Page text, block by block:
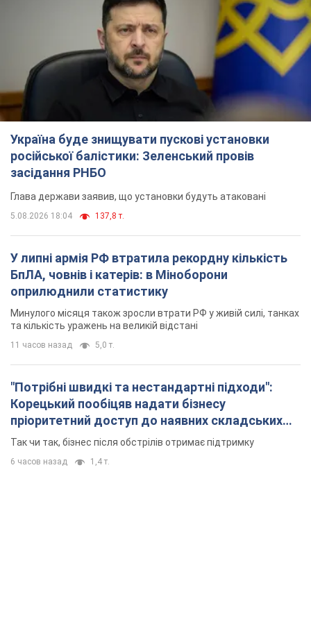
Україна буде знищувати пускові установки
російської балістики: Зеленський провів
засідання РНБО
Глава держави заявив, що установки будуть атаковані
5.08.2026 18:04 137,8 т.
У липні армія РФ втратила рекордну кількість
БпЛА, човнів і катерів: в Міноборони
оприлюднили статистику
Минулого місяця також зросли втрати РФ у живій силі, танках
та кількість уражень на великій відстані
11 часов назад 5,0 т.
"Потрібні швидкі та нестандартні підходи":
Корецький пообіцяв надати бізнесу
пріоритетний доступ до наявних складських
приміщень
Так чи так, бізнес після обстрілів отримає підтримку
6 часов назад 1,4 т.